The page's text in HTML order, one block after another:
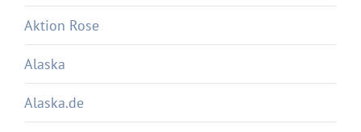
Aktion Rose
Alaska
Alaska.de